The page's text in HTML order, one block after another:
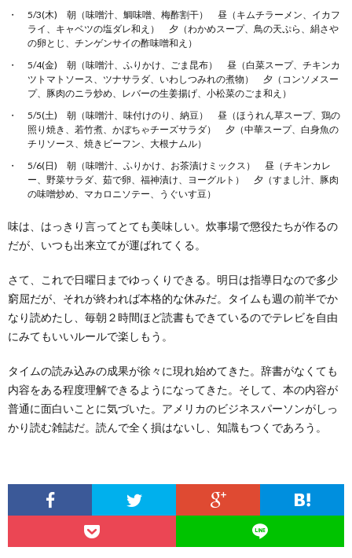
5/3(木) 朝（味噌汁、鯛味噌、梅酢割干） 昼（キムチラーメン、イカフ
ライ、キャベツの塩ダレ和え） 夕（わかめスープ、鳥の天ぷら、絹さや
の卵とじ、チンゲンサイの酢味噌和え）
5/4(金) 朝（味噌汁、ふりかけ、ごま昆布） 昼（白菜スープ、チキンカ
ツトマトソース、ツナサラダ、いわしつみれの煮物） 夕（コンソメスー
プ、豚肉のニラ炒め、レバーの生姜揚げ、小松菜のごま和え）
5/5(土) 朝（味噌汁、味付けのり、納豆） 昼（ほうれん草スープ、鶏の
照り焼き、若竹煮、かぼちゃチーズサラダ） 夕（中華スープ、白身魚の
チリソース、焼きビーフン、大根ナムル）
5/6(日) 朝（味噌汁、ふりかけ、お茶漬けミックス） 昼（チキンカレ
ー、野菜サラダ、茹で卵、福神漬け、ヨーグルト） 夕（すまし汁、豚肉
の味噌炒め、マカロニソテー、うぐいす豆）
味は、はっきり言ってとても美味しい。炊事場で懲役たちが作るの
だが、いつも出来立てが運ばれてくる。
さて、これで日曜日までゆっくりできる。明日は指導日なので多少
窮屈だが、それが終われば本格的な休みだ。タイムも週の前半でか
なり読めたし、毎朝２時間ほど読書もできているのでテレビを自由
にみてもいいルールで楽しもう。
タイムの読み込みの成果が徐々に現れ始めてきた。辞書がなくても
内容をある程度理解できるようになってきた。そして、本の内容が
普通に面白いことに気づいた。アメリカのビジネスパーソンがしっ
かり読む雑誌だ。読んで全く損はないし、知識もつくであろう。